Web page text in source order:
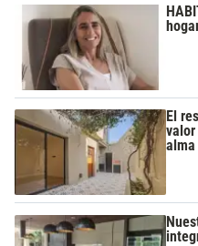
El
alma